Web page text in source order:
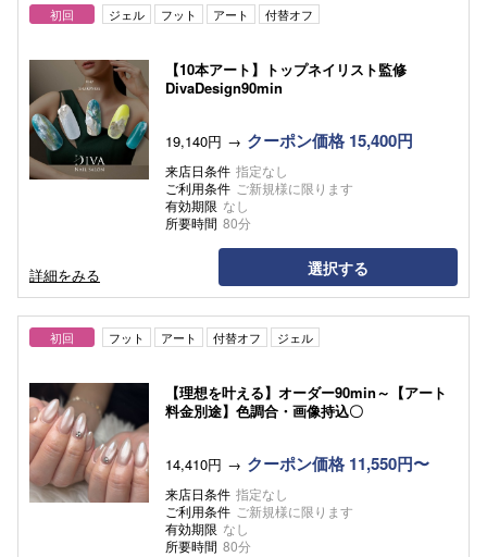
初回 ジェル フット アート 付替オフ
【10本アート】トップネイリスト監修
DivaDesign90min
19,140円 クーポン価格 15,400円
来店日条件 指定なし
ご利用条件 ご新規様に限ります
有効期限 なし
所要時間 80分
詳細をみる 選択する
初回 フット アート 付替オフ ジェル
【理想を叶える】オーダー90min～【アート
料金別途】色調合・画像持込〇
14,410円 クーポン価格 11,550円〜
来店日条件 指定なし
ご利用条件 ご新規様に限ります
有効期限 なし
所要時間 80分